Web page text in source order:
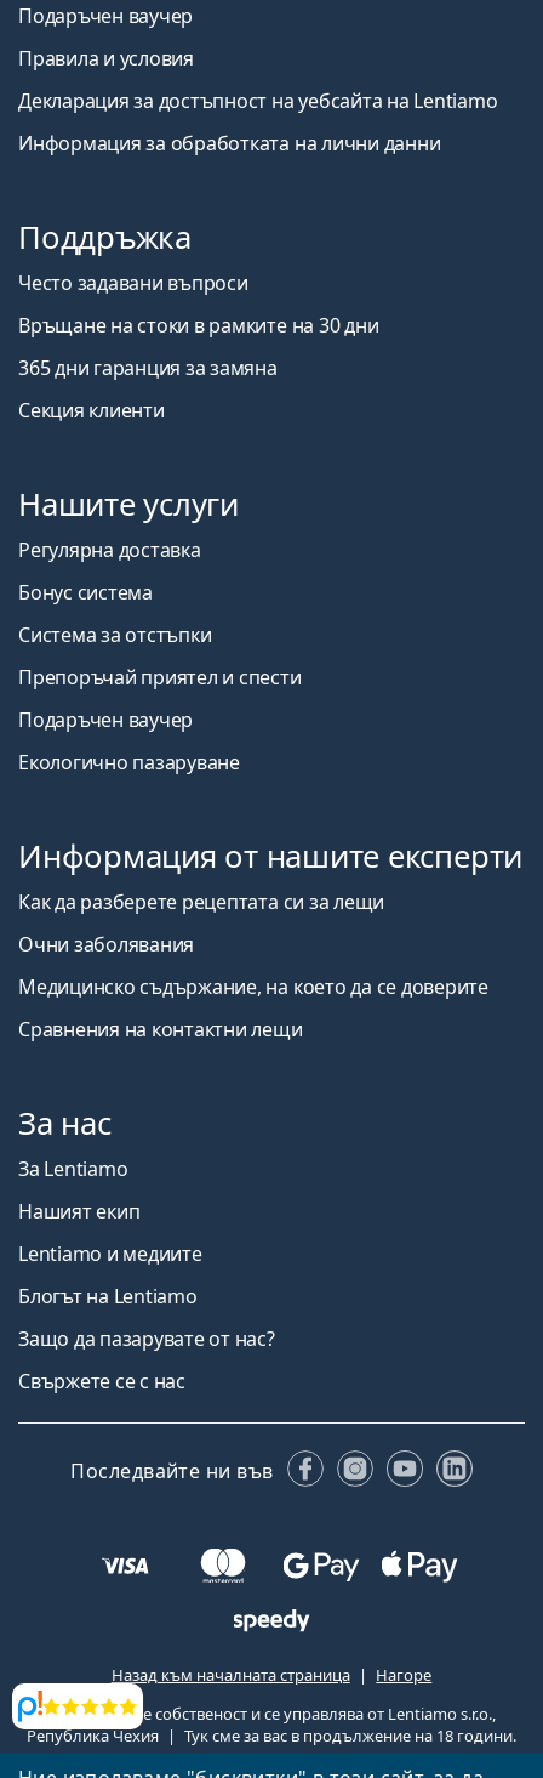
Прегледи
Подаръчен ваучер
Правила и условия
Декларация за достъпност на уебсайта на Lentiamo
Информация за обработката на лични данни
Поддръжка
Често задавани въпроси
Връщане на стоки в рамките на 30 дни
365 дни гаранция за замяна
Секция клиенти
Нашите услуги
Регулярна доставка
Бонус система
Система за отстъпки
Препоръчай приятел и спести
Подаръчен ваучер
Екологично пазаруване
Информация от нашите експерти
Как да разберете рецептата си за лещи
Очни заболявания
Медицинско съдържание, на което да се доверите
Сравнения на контактни лещи
За нас
За Lentiamo
Нашият екип
Lentiamo и медиите
Блогът на Lentiamo
Защо да пазарувате от нас?
Свържете се с нас
Последвайте ни във FacebookInstagram
YouTube
Назад към началната страница
Нагоре
Lentiamo.bg е собственост и се управлява от Lentiamo s.r.o.,
Република Чехия
Тук сме за вас в продължение на 18 години.